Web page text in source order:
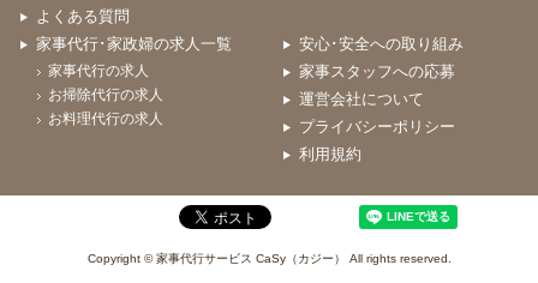
よくある質問
家事代行･家政婦の求人一覧
家事代行の求人
お掃除代行の求人
お料理代行の求人
安心･安全への取り組み
家事スタッフへの応募
運営会社について
プライバシーポリシー
利用規約
Copyright © 家事代行サービス CaSy（カジー） All rights reserved.